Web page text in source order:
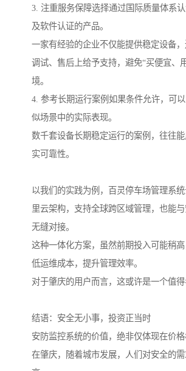
3. 注重服务保障选择通过国际质量体系
及软件认证的产品。
一家有经验的企业不仅能提供稳定设备，
调试、售后上给予支持，避免“买便宜、
境。
4. 参考长期运行案例如果条件允许，可
似场景中的实际表现。
数千套设备长期稳定运行的案例，往往
实可靠性。
以我们的实践为例，百灵停车场管理系统
里云架构，支持全球跨区域管理，也能
无缝对接。
这种一体化方案，虽然前期投入可能稍
低运维成本，提升管理效率。
对于肇庆的用户而言，这或许是一个值得
结语：安全无小事，投资正当时
安防监控系统的价值，绝非仅体现在价格
在肇庆，随着城市发展，人们对安全的